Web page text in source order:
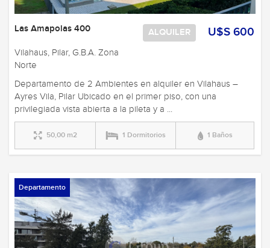
U$S 600
ALQUILER
Las Amapolas 400
Vilahaus, Pilar, G.B.A. Zona
Norte
Departamento de 2 Ambientes en alquiler en Vilahaus –
Ayres Vila, Pilar Ubicado en el primer piso, con una
privilegiada vista abierta a la pileta y a ...
50,00 m2 1 Dormitorios 1 Baños
Departamento